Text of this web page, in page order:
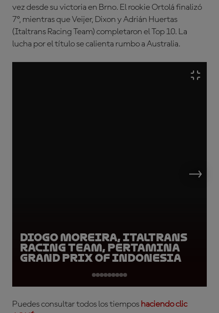
vez desde su victoria en Brno. El rookie Ortolá finalizó
7º, mientras que Veijer, Dixon y Adrián Huertas
(Italtrans Racing Team) completaron el Top 10. La
lucha por el título se calienta rumbo a Australia.
Diogo Moreira, Italtrans
Racing Team, Pertamina
Grand Prix of Indonesia
Puedes consultar todos los tiempos haciendo clic